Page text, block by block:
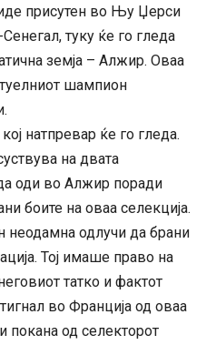
присутен во Њу Џерси
туку ќе го гледа
земја – Алжир. Оваа
шампион
натпревар ќе го гледа.
на двата
оди во Алжир поради
боите на оваа селекција.
одлучи да брани
Тој имаше право на
татко и фактот
во Франција од оваа
покана од селекторот